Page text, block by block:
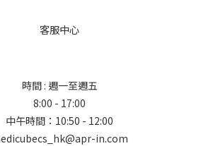
客服中心
時間 : 週一至週五
8:00 - 17:00
中午時間：10:50 - 12:00
in.com